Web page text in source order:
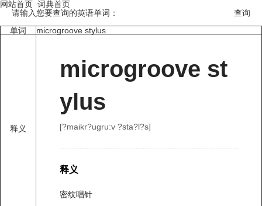
网站首页 词典首页
请输入您要查询的英语单词：
单词
microgroove stylus
释义
microgroove st
ylus
[?maikr?uɡru:v ?sta?l?s]
释义
密纹唱针